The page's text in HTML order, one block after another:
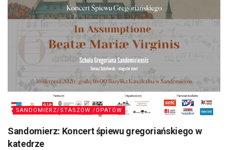
SANDOMIERZ/STASZÓW /OPATÓW
Sandomierz: Koncert śpiewu gregoriańskiego w
katedrze